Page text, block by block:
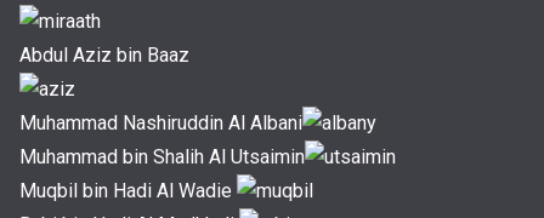
Abdul Aziz bin Baaz
Muhammad Nashiruddin Al Albani
Muhammad bin Shalih Al Utsaimin
Muqbil bin Hadi Al Wadie